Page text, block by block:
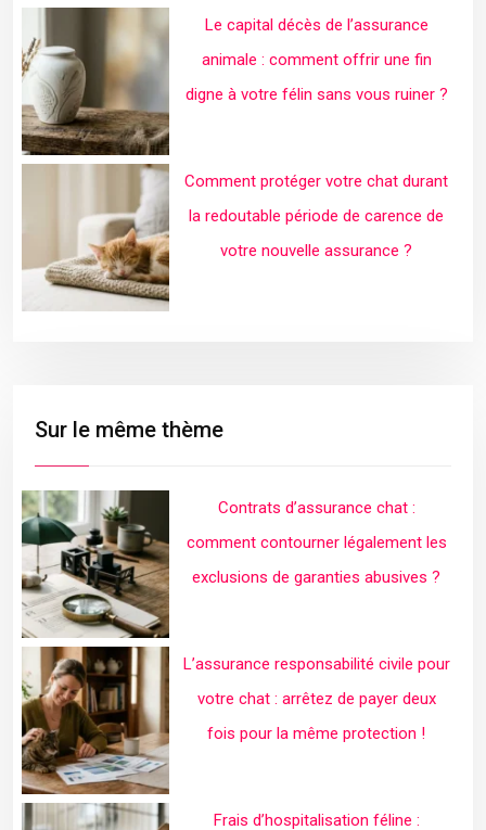
Le capital décès de l’assurance
animale : comment offrir une fin
digne à votre félin sans vous ruiner ?
Comment protéger votre chat durant
la redoutable période de carence de
votre nouvelle assurance ?
Sur le même thème
Contrats d’assurance chat :
comment contourner légalement les
exclusions de garanties abusives ?
L’assurance responsabilité civile pour
votre chat : arrêtez de payer deux
fois pour la même protection !
Frais d’hospitalisation féline :